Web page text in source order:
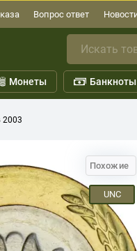
Вопрос ответ
Монеты Банкноты
2003
Похожие
UNC